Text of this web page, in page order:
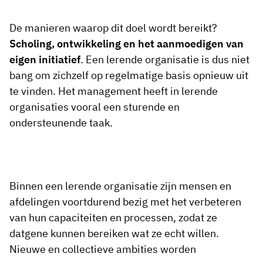
De manieren waarop dit doel wordt bereikt?
Scholing, ontwikkeling en het aanmoedigen van
eigen initiatief. Een lerende organisatie is dus niet
bang om zichzelf op regelmatige basis opnieuw uit
te vinden. Het management heeft in lerende
organisaties vooral een sturende en
ondersteunende taak.
Binnen een lerende organisatie zijn mensen en
afdelingen voortdurend bezig met het verbeteren
van hun capaciteiten en processen, zodat ze
datgene kunnen bereiken wat ze echt willen.
Nieuwe en collectieve ambities worden